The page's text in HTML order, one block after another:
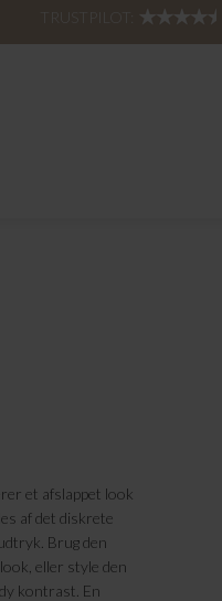
et afslappet look
af det diskrete
Brug den
eller style den
kontrast. En